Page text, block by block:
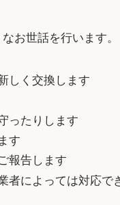
お世話を行います。
しく交換します
ったりします
す
報告します
者によっては対応で